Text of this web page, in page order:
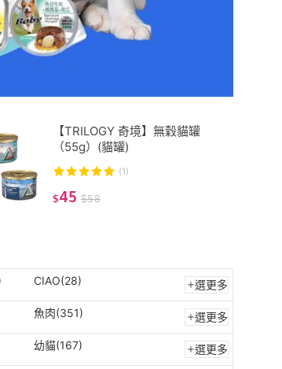
【TRILOGY 奇境】無穀貓罐
（55g）(貓罐)
(1)
$45 $58
CIAO(28) 選更多
魚肉(351) 選更多
幼貓(167) 選更多